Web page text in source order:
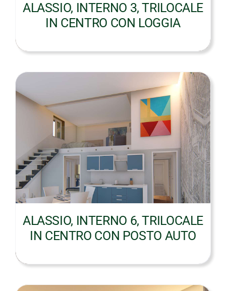
ALASSIO, INTERNO 3, TRILOCALE
IN CENTRO CON LOGGIA
ALASSIO, INTERNO 6, TRILOCALE
IN CENTRO CON POSTO AUTO